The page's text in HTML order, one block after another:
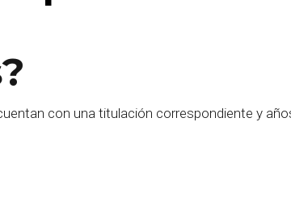
con una titulación correspondiente y